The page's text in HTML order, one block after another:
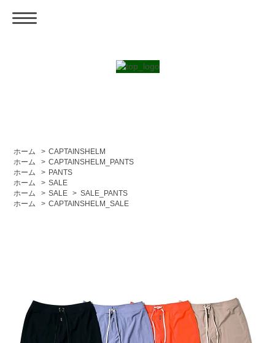
ホーム > CAPTAINSHELM
ホーム
> CAPTAINSHELM_PANTS
ホーム
> PANTS
ホーム
> SALE
ホーム
> SALE > SALE_PANTS
ホーム
> CAPTAINSHELM_SALE